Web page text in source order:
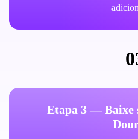
Etapa 3 — Baixe